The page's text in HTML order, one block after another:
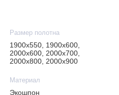
Размер полотна
1900х550, 1900х600,
2000х600, 2000х700,
2000х800, 2000х900
Материал
Экошпон